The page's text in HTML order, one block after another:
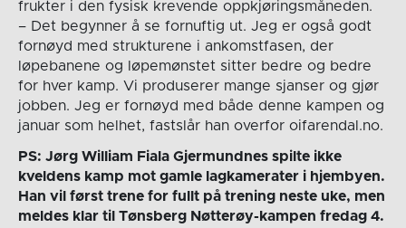
frukter i den fysisk krevende oppkjøringsmåneden.
– Det begynner å se fornuftig ut. Jeg er også godt
fornøyd med strukturene i ankomstfasen, der
løpebanene og løpemønstet sitter bedre og bedre
for hver kamp. Vi produserer mange sjanser og gjør
jobben. Jeg er fornøyd med både denne kampen og
januar som helhet, fastslår han overfor oifarendal.no.
PS: Jørg William Fiala Gjermundnes spilte ikke
kveldens kamp mot gamle lagkamerater i hjembyen.
Han vil først trene for fullt på trening neste uke, men
meldes klar til Tønsberg Nøtterøy-kampen fredag 4.